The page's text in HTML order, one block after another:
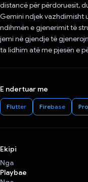
distancë për përdoruesit,
Gemini ndjek vazhdimisht
ndihmën e gjenerimit të
jemi në gjendje të
ta lidhim atë me pjesën e
E ndertuar me
Flutter Firebase
Ekipi
Nga
Playbae